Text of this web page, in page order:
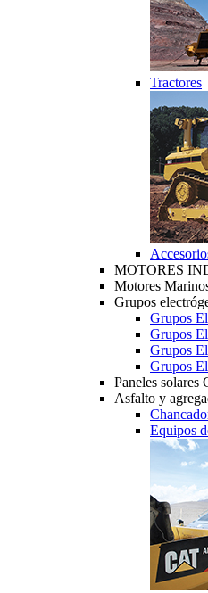
Tractores
MOTORES
Motores
Grupos
Grupos
Grupos
Grupos
Grupos
Paneles solares
Asfalto y
Equipos